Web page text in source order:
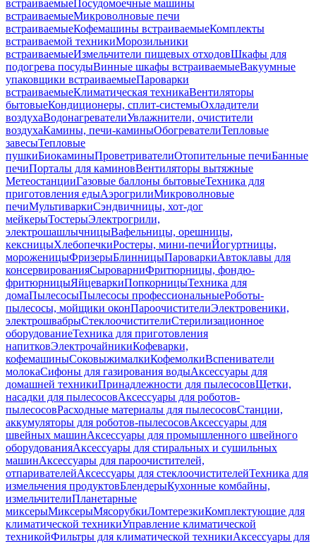
встраиваемыеПосудомоечные машины
встраиваемыеМикроволновые печи
встраиваемыеКофемашины встраиваемыеКомплекты
встраиваемой техникиМорозильники
встраиваемыеИзмельчители пищевых отходовШкафы для
подогрева посудыВинные шкафы встраиваемыеВакуумные
упаковщики встраиваемыеПароварки
встраиваемыеКлиматическая техникаВентиляторы
бытовыеКондиционеры, сплит-системыОхладители
воздухаВодонагревателиУвлажнители, очистители
воздухаКамины, печи-каминыОбогревателиТепловые
завесыТепловые
пушкиБиокаминыПроветривателиОтопительные печиБанные
печиПорталы для каминовВентиляторы вытяжные
МетеостанцииГазовые баллоны бытовыеТехника для
приготовления едыАэрогрилиМикроволновые
печиМультиваркиСэндвичницы, хот-дог
мейкерыТостерыЭлектрогрили,
электрошашлычницыВафельницы, орешницы,
кексницыХлебопечкиРостеры, мини-печиЙогуртницы,
мороженицыФризерыБлинницыПароваркиАвтоклавы для
консервированияСыроварниФритюрницы, фондю-
фритюрницыЯйцеваркиПопкорницыТехника для
домаПылесосыПылесосы профессиональныеРоботы-
пылесосы, мойщики оконПароочистителиЭлектровеники,
электрошвабрыСтеклоочистителиСтерилизационное
оборудованиеТехника для приготовления
напитковЭлектрочайникиКофеварки,
кофемашиныСоковыжималкиКофемолкиВспениватели
молокаСифоны для газирования водыАксессуары для
домашней техникиПринадлежности для пылесосовЩетки,
насадки для пылесосовАксессуары для роботов-
пылесосовРасходные материалы для пылесосовСтанции,
аккумуляторы для роботов-пылесосовАксессуары для
швейных машинАксессуары для промышленного швейного
оборудованияАксессуары для стиральных и сушильных
машинАксессуары для пароочистителей,
отпаривателейАксессуары для стеклоочистителейТехника для
измельчения продуктовБлендерыКухонные комбайны,
измельчителиПланетарные
миксерыМиксерыМясорубкиЛомтерезкиКомплектующие для
климатической техникиУправление климатической
техникойФильтры для климатической техникиАксессуары для